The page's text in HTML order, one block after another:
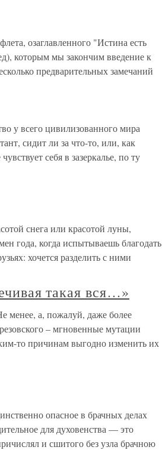
озаглавленного "Истина есть
которым мы закончим введение к
предварительных замечаний
у всего цивилизованного мира
сидит ли за что-то, или, как
себя в зазеркалье, по ту
снега или красотой луны,
года, когда испытываешь благодать
хочется разделить с ними
такая вся…»
менее, а, пожалуй, даже более
– мгновенные мутации
то причинам выгодно изменить их
опасное в брачных делах
для духовенства — это
и сшитого без узла брачною